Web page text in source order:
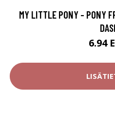
MY LITTLE PONY - PONY
6.94